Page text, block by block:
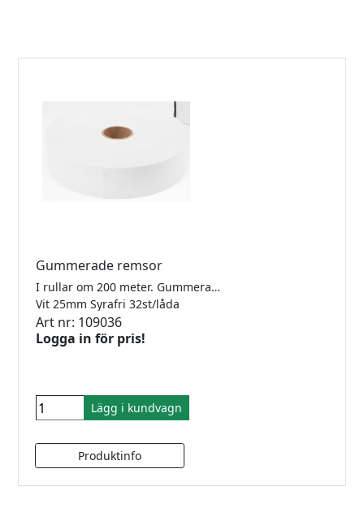
Gummerade remsor
I rullar om 200 meter. Gummerade med smak och luktfritt växtlim.
Vit 25mm Syrafri 32st/låda
Art nr: 109036
Logga in för pris!
Lägg i kundvagn